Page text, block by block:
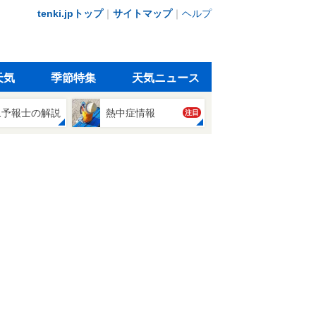
tenki.jpトップ｜ サイトマップ｜ ヘルプ
気 季節特集 天気ニュース
報士の解説 熱中症情報 注目